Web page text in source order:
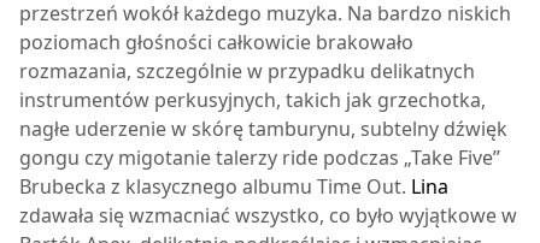
przestrzeń wokół każdego muzyka. Na bardzo niskich
poziomach głośności całkowicie brakowało
rozmazania, szczególnie w przypadku delikatnych
instrumentów perkusyjnych, takich jak grzechotka,
nagłe uderzenie w skórę tamburynu, subtelny dźwięk
gongu czy migotanie talerzy ride podczas „Take Five”
Brubecka z klasycznego albumu Time Out. Lina
zdawała się wzmacniać wszystko, co było wyjątkowe w